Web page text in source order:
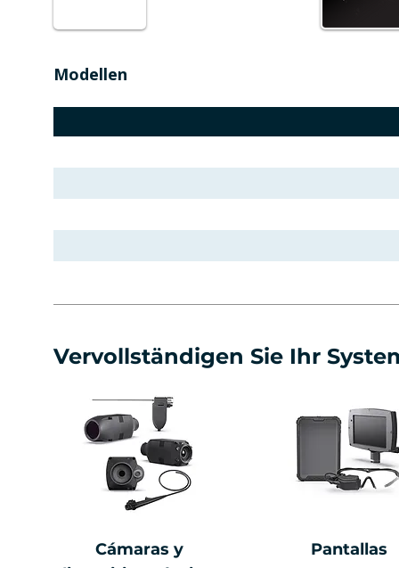
Modellen
Vervollständigen Sie Ihr
Cámaras y
Pantallas